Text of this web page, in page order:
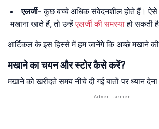
एलर्जी- कुछ बच्चे अधिक संवेदनशील होते हैं। ऐसे
मखाना खाते हैं, तो उन्हेंएलर्जी की समस्याहो सकती
आर्टिकल के इस हिस्से में हम जानेंगे कि अच्छे मखाने
मखाने का चयन और स्टोर कैसे करें?
मखाने को खरीदते समय नीचे दी गई बातों पर ध्यान देना